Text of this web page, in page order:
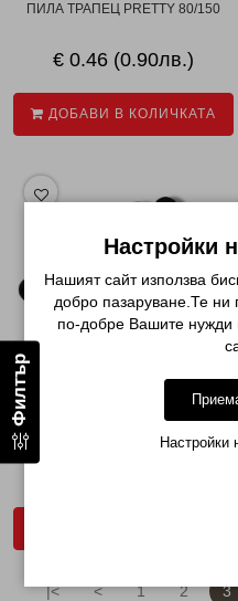
Филтър
ПИЛА ТРАПЕЦ PRETTY 80/150
€ 0.46 (0.90лв.)
ДОБАВИ В КОЛИЧКАТА
ЧЕРНА МИНИ ПИЛА PRETTY
|< < 1 2 3
Настройки
Нашият сайт използва
добро пазаруване.Те ни
по-добре Вашите нужди
Настройки